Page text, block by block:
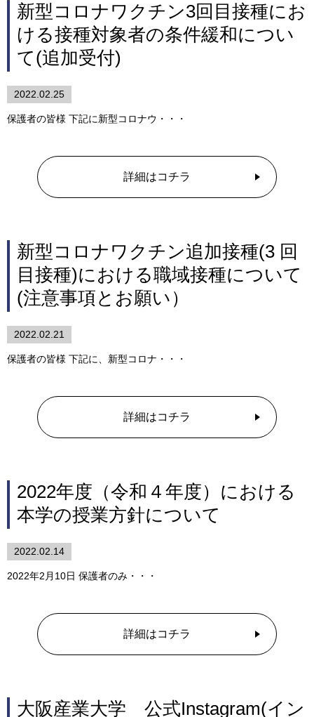
新型コロナワクチン3回目接種にお
ける接種対象者の条件緩和につい
て(追加受付)
2022.02.25
保護者の皆様 下記に新型コロナウ・・・
詳細はコチラ
新型コロナワクチン追加接種(3 回
目接種)における職域接種について
(注意事項とお願い）
2022.02.21
保護者の皆様 下記に、新型コロナ・・・
詳細はコチラ
2022年度（令和４年度）における
本学の授業方針について
2022.02.14
2022年2月10日 保護者のみ・・・
詳細はコチラ
大阪産業大学 公式Instagram(イン